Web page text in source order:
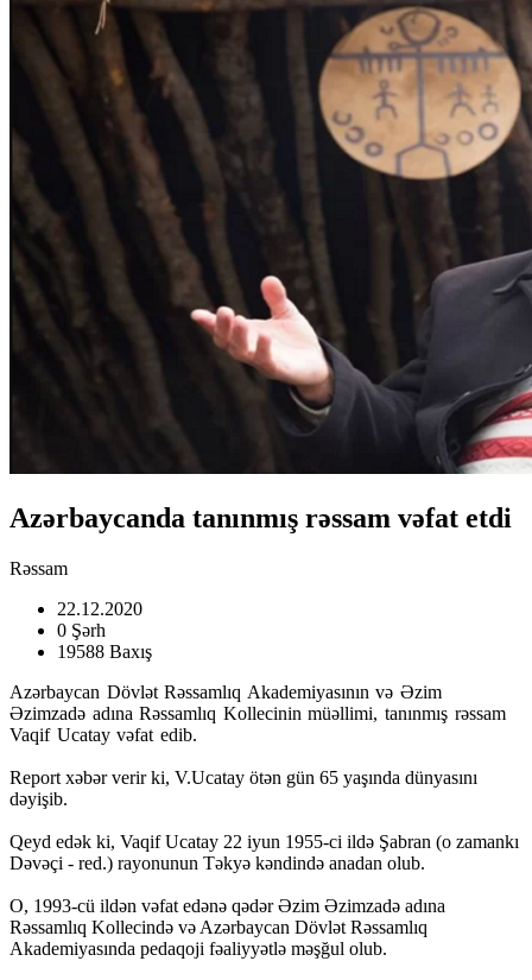
Azərbaycanda tanınmış rəssam vəfat etdi
Rəssam
22.12.2020
0 Şərh
19588 Baxış
Azərbaycan Dövlət Rəssamlıq Akademiyasının və Əzim
Əzimzadə adına Rəssamlıq Kollecinin müəllimi, tanınmış rəssam
Vaqif Ucatay vəfat edib.
Report xəbər verir ki, V.Ucatay ötən gün 65 yaşında dünyasını
dəyişib.
Qeyd edək ki, Vaqif Ucatay 22 iyun 1955-ci ildə Şabran (o zamankı
Dəvəçi - red.) rayonunun Təkyə kəndində anadan olub.
O, 1993-cü ildən vəfat edənə qədər Əzim Əzimzadə adına
Rəssamlıq Kollecində və Azərbaycan Dövlət Rəssamlıq
Akademiyasında pedaqoji fəaliyyətlə məşğul olub.